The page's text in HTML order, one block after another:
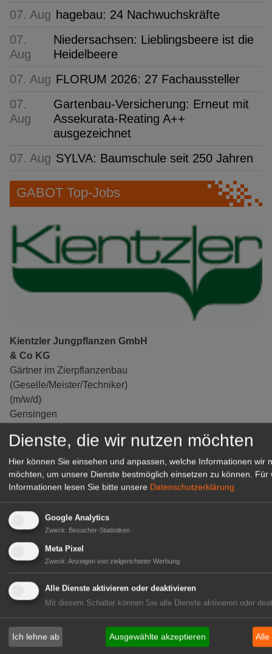
07. Aug hagebau: 24 Nachwuchskräfte
07.
Aug
Niedersachsen: Lieblingsbeere ist die
Heidelbeere
07. Aug FLORUM 2026: 27 Fachaussteller
07.
Aug
Gartenbau-Versicherung: Erneut mit
Assekurata-Reating A++
ausgezeichnet
07. Aug SYLVA: Baumschule seit 250 Jahren
GABOT Top-Jobs
Kientzler Jungpflanzen GmbH
& Co KG
Gärtner im Zierpflanzenbau
(Geselle/Meister/Techniker)
(m/w/d)
Gensingen
zur Stellenanzeige
Gärtnerei Hanns
Logistikhalle
Herongen
Dienste, die wir nutzen möchten
Hier können Sie einsehen und anpassen, welche Informationen wir
möchten, um unsere Dienste bestmöglich einsetzen zu können.
Für
Informationen lesen Sie bitte unsere Datenschutzerklärung
Google Analytics
Zweck: Besucher-Statistiken
Meta Pixel
Zweck: Anzeigen von zielgerichteter Werbung
Alle Dienste aktivieren oder deaktivieren
Mit diesem Schalter können Sie alle Dienste aktivieren oder
Ich lehne ab Ausgewählte akzeptieren Alle